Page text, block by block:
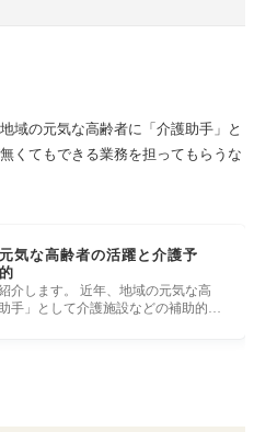
域の元気な高齢者に「介護助手」と
くてもできる業務を担ってもらうな
気な高齢者の活躍と介護予
介します。 近年、地域の元気な高
手」として介護施設などの補助的な